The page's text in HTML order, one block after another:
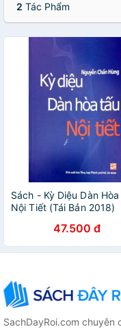
2 Tác Phẩm
Sách - Kỳ Diệu Dàn Hòa
Nội Tiết (Tái Bản 2018)
47.500 đ
SachDayRoi.com